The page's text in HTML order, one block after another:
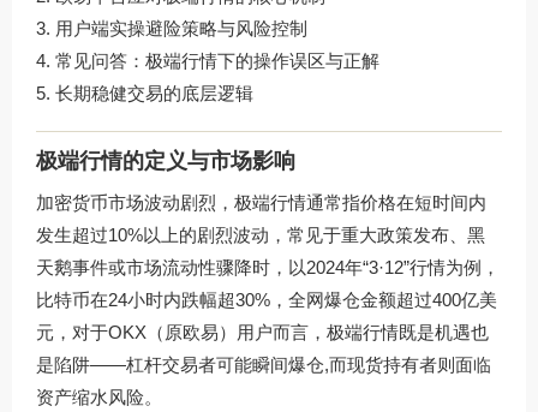
用户端实操避险策略与风险控制
常见问答：极端行情下的操作误区与正解
长期稳健交易的底层逻辑
极端行情的定义与市场影响
加密货币市场波动剧烈，极端行情通常指价格在短时间内
发生超过10%以上的剧烈波动，常见于重大政策发布、黑
天鹅事件或市场流动性骤降时，以2024年“3·12”行情为例，
比特币在24小时内跌幅超30%，全网爆仓金额超过400亿美
元，对于OKX（原欧易）用户而言，极端行情既是机遇也
是陷阱——杠杆交易者可能瞬间爆仓,而现货持有者则面临
资产缩水风险。